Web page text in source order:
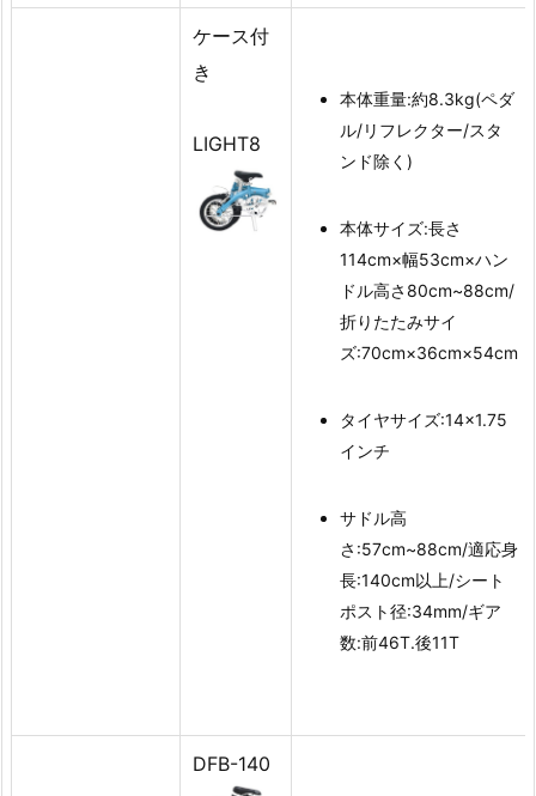
ケース付
き
LIGHT8
本体重量:約8.3kg(ペダ
ル/リフレクター/スタ
ンド除く)
本体サイズ:長さ
114cm×幅53cm×ハン
ドル高さ80cm~88cm/
折りたたみサイ
ズ:70cm×36cm×54cm
タイヤサイズ:14×1.75
インチ
サドル高
さ:57cm~88cm/適応身
長:140cm以上/シート
ポスト径:34mm/ギア
数:前46T.後11T
DFB-140